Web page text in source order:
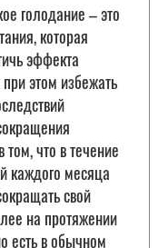
голодание – это
которая
эффекта
этом избежать
том, что в течение
каждого месяца
свой
на протяжении
есть в обычном